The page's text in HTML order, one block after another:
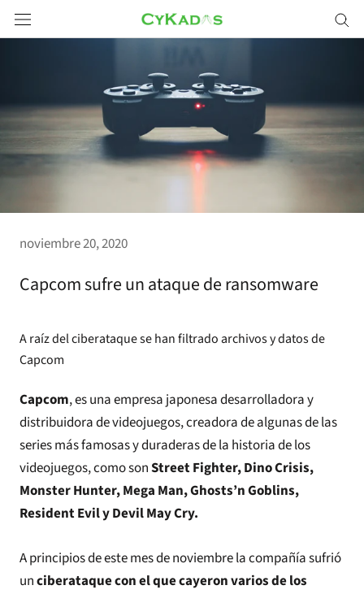
Saltar
a
noviembre 20, 2020
Capcom sufre un ataque de ransomware
A raíz del ciberataque se han filtrado archivos y datos de
Capcom
Capcom, es una empresa japonesa desarrolladora y
distribuidora de videojuegos, creadora de algunas de las
series más famosas y duraderas de la historia de los
videojuegos, como sonStreet Fighter, Dino Crisis,
Monster Hunter, Mega Man, Ghosts’n Goblins,
Resident Evil y Devil May Cry.
A principios de este mes de noviembre la compañía sufrió
unciberataque con el que cayeron varios de los